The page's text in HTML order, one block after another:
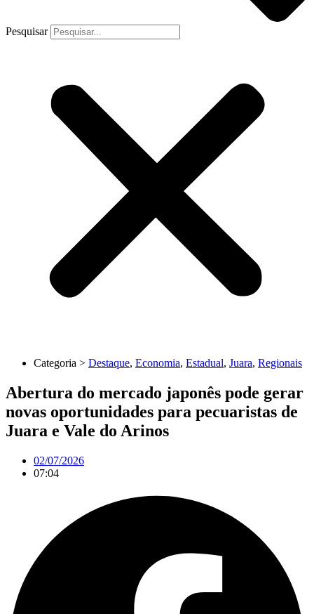
Pesquisar
Categoria > Destaque, Economia, Estadual, Juara, Regionais
Abertura do mercado japonês pode gerar
novas oportunidades para pecuaristas de
Juara e Vale do Arinos
02/07/2026
07:04